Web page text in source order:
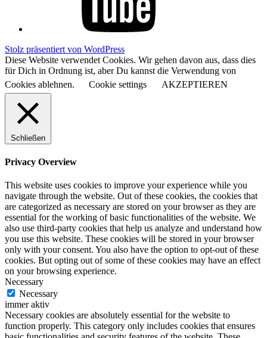
Stolz präsentiert von WordPress
Diese Website verwendet Cookies. Wir gehen davon aus, dass dies
für Dich in Ordnung ist, aber Du kannst die Verwendung von
Cookies ablehnen.
Cookie settings AKZEPTIEREN
Schließen
Privacy Overview
This website uses cookies to improve your experience while you
navigate through the website. Out of these cookies, the cookies that
are categorized as necessary are stored on your browser as they are
essential for the working of basic functionalities of the website. We
also use third-party cookies that help us analyze and understand how
you use this website. These cookies will be stored in your browser
only with your consent. You also have the option to opt-out of these
cookies. But opting out of some of these cookies may have an effect
on your browsing experience.
Necessary
Necessary
immer aktiv
Necessary cookies are absolutely essential for the website to
function properly. This category only includes cookies that ensures